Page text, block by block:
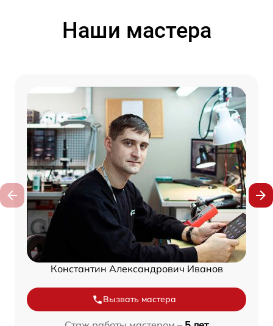
Наши мастера
Константин Александрович Иванов
Вызвать мастера